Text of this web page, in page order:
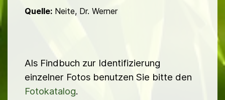
Quelle: Neite, Dr. Werner
Als Findbuch zur Identifizierung
einzelner Fotos benutzen Sie bitte den
Fotokatalog.